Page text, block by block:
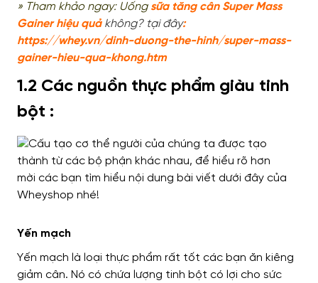
» Tham khảo ngay: Uống sữa tăng cân Super Mass
Gainer hiệu quả không? tại đây:
https://whey.vn/dinh-duong-the-hinh/super-mass-
gainer-hieu-qua-khong.htm
1.2 Các nguồn thực phẩm giàu tinh
bột :
Yến mạch
Yến mạch là loại thực phẩm rất tốt các bạn ăn kiêng
giảm cân. Nó có chứa lượng tinh bột có lợi cho sức